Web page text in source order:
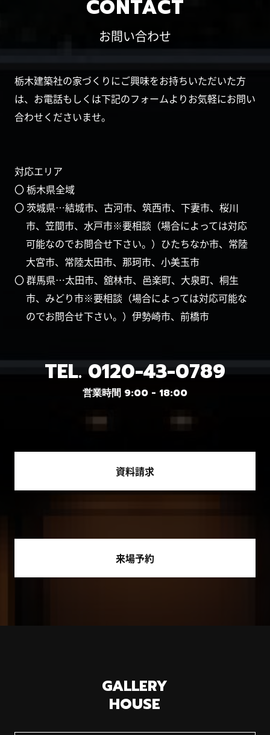
CONTACT
お問い合わせ
栃木建築社の家づくりにご興味をお持ちいただいた方
は、お電話もしくは下記のフォームよりお気軽にお問い
合わせくださいませ。
対応エリア
〇 栃木県全域
〇 茨城県…結城市、古河市、筑西市、下妻市、桜川
市、笠間市、水戸市※要相談（場合によっては対応
可能なのでお問合せ下さい。）ひたちなか市、常陸
大宮市、常陸太田市、那珂市、小美玉市
〇 群馬県…太田市、舘林市、邑楽町、大泉町、桐生
市、みどり市※要相談（場合によっては対応可能な
のでお問合せ下さい。）伊勢崎市、前橋市
TEL. 0120-43-0789
営業時間 9:00 - 18:00
資料請求
来場予約
GALLERY
HOUSE